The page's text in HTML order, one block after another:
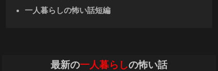
一人暮らしの怖い話短編
最新の一人暮らしの怖い話